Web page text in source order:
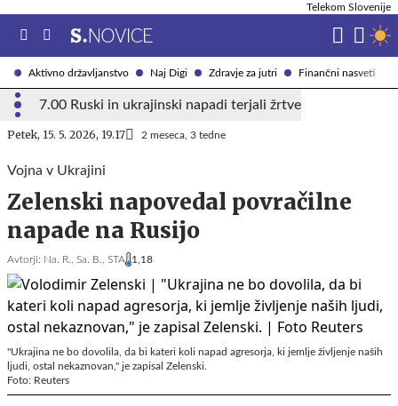
Aktivno državljanstvo Naj Digi Zdravje za jutri Finančni nasveti
7.00 Ruski in ukrajinski napadi terjali žrtve
Telekom Slovenije
Petek, 15. 5. 2026, 19.17 2 meseca, 3 tedne
Vojna v Ukrajini
Zelenski napovedal povračilne
napade na Rusijo
Avtorji: Na. R., Sa. B., STA 1,18
"Ukrajina ne bo dovolila, da bi kateri koli napad agresorja, ki jemlje življenje naših
ljudi, ostal nekaznovan," je zapisal Zelenski.
Foto: Reuters